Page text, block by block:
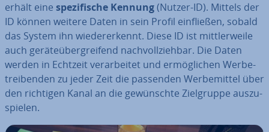
erhält eine spe­zi­fi­sche Kennung(Nutzer-ID). Mittels der
ID können weitere Daten in sein Profil ein­flie­ßen, sobald
das System ihn wie­der­erkennt. Diese ID ist mitt­ler­wei­le
auch ge­rä­te­über­grei­fend nach­voll­zieh­bar. Die Daten
werden in Echtzeit ver­ar­bei­tet und er­mög­li­chen Wer­be­
trei­ben­den zu jeder Zeit die passenden Wer­be­mit­tel über
den richtigen Kanal an die ge­wünsch­te Ziel­grup­pe aus­zu­
spie­len.